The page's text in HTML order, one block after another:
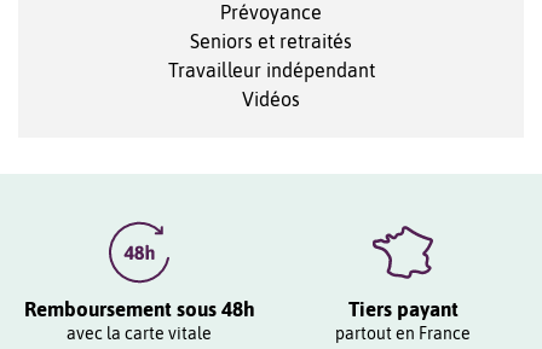
Prévoyance
Seniors et retraités
Travailleur indépendant
Vidéos
Remboursement sous 48h
avec la carte vitale
Tiers payant
partout en France